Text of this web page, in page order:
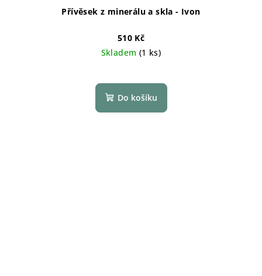
Přívěsek z minerálu a skla - Ivon
510 Kč
Skladem (1 ks)
Do košíku